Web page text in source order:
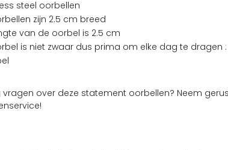
steel oorbellen
zijn 2.5 cm breed
van de oorbel is 2.5 cm
is niet zwaar dus prima om elke dag te dragen
vragen over deze statement oorbellen? Neem